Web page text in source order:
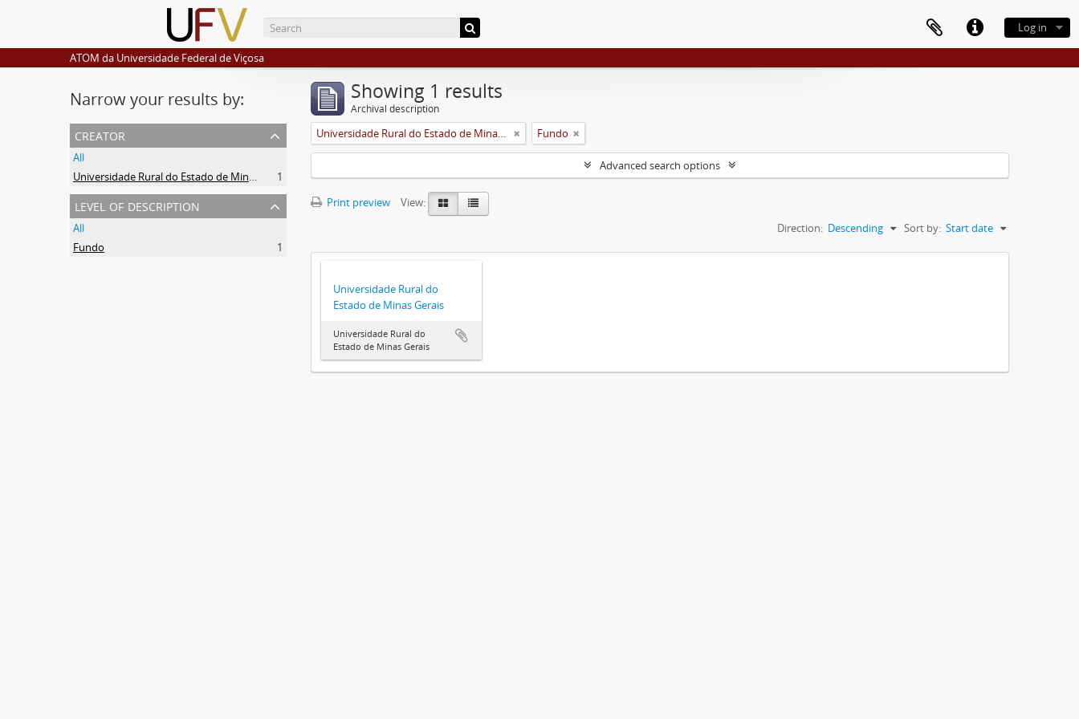
Log in
ATOM da Universidade Federal de Viçosa
Narrow your results by:
creator
All
Universidade Rural do Estado de Minas Gerais (Uremg)
1
level of description
All
Fundo
1
Showing 1 results
Archival description
Universidade Rural do Estado de Minas Gerais (Uremg) Fundo
Advanced search options
Print preview
View:
Sort by: Start date
Direction: Descending
Universidade Rural do
Estado de Minas Gerais
Universidade Rural do
Estado de Minas Gerais